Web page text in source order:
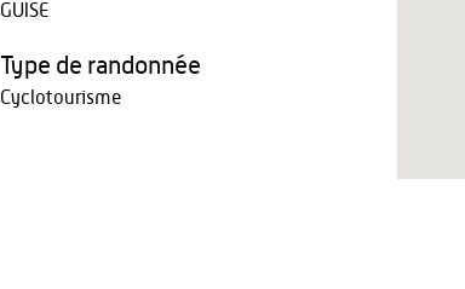
GUISE
Type de randonnée
Cyclotourisme